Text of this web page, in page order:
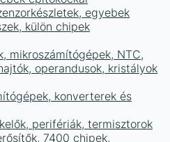
egyebek
külön chipek
mikroszámítógépek, NTC,
operandusok, kristályok
konverterek és
perifériák, termisztorok
7400 chipek,